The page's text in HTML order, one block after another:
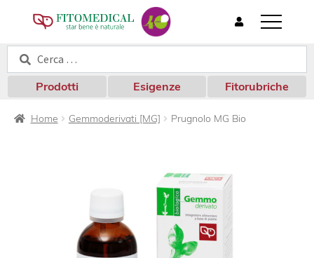
T
o
g
l
e
Cerca:
Cerca
Prodotti Esigenze Fitorubriche
Home Gemmoderivati [MG] Prugnolo MG Bio